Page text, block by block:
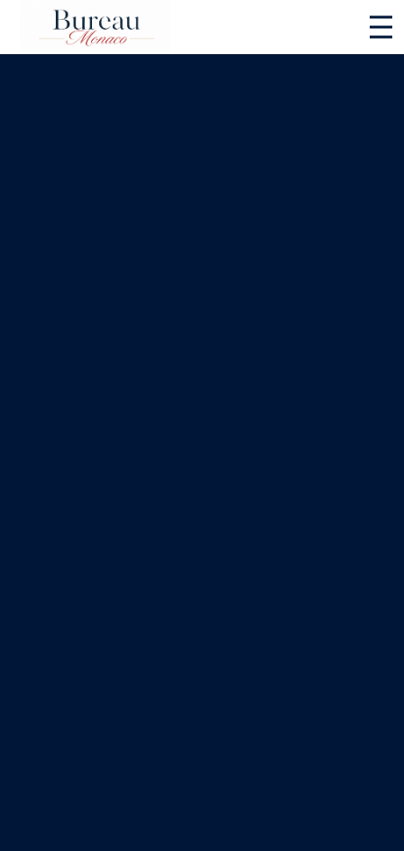
Panneau de gestion des cookies